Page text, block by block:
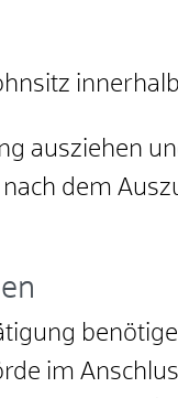
ausziehen
dem
im